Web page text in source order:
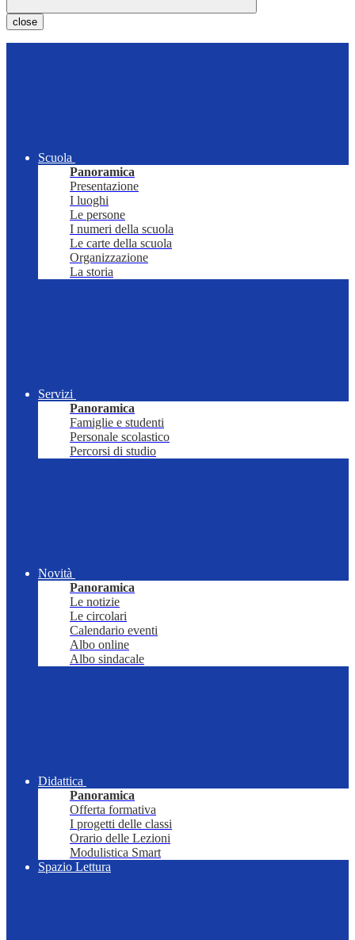
close
Scuola
Panoramica
Presentazione
I luoghi
Le persone
I numeri della scuola
Le carte della scuola
Organizzazione
La storia
Servizi
Panoramica
Famiglie e studenti
Personale scolastico
Percorsi di studio
Novità
Panoramica
Le notizie
Le circolari
Calendario eventi
Albo online
Albo sindacale
Didattica
Panoramica
Offerta formativa
I progetti delle classi
Orario delle Lezioni
Modulistica Smart
Spazio Lettura